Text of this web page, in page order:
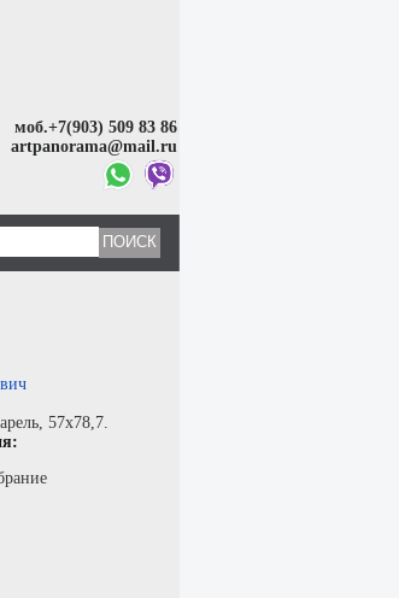
моб.+7(903) 509 83 86
artpanorama@mail.ru
, 57x78,7.